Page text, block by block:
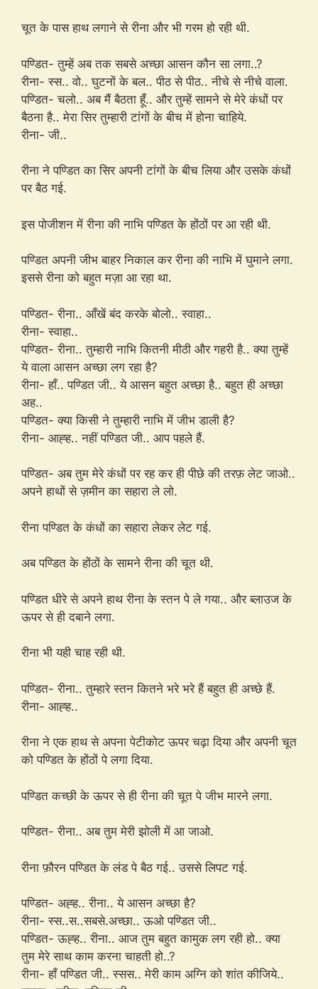
चूत के पास हाथ लगाने से रीना और भी गरम हो रही थी.
पण्डित- तुम्हें अब तक सबसे अच्छा आसन कौन सा लगा..?
रीना- स्स.. वो.. घुटनों के बल.. पीठ से पीठ.. नीचे से नीचे वाला.
पण्डित- चलो.. अब मैं बैठता हूँ.. और तुम्हें सामने से मेरे कंधों पर
बैठना है.. मेरा सिर तुम्हारी टांगों के बीच में होना चाहिये.
रीना- जी..
रीना ने पण्डित का सिर अपनी टांगों के बीच लिया और उसके कंधों
पर बैठ गई.
इस पोजीशन में रीना की नाभि पण्डित के होंठों पर आ रही थी.
पण्डित अपनी जीभ बाहर निकाल कर रीना की नाभि में घुमाने लगा.
इससे रीना को बहुत मज़ा आ रहा था.
पण्डित- रीना.. आँखें बंद करके बोलो.. स्वाहा..
रीना- स्वाहा..
पण्डित- रीना.. तुम्हारी नाभि कितनी मीठी और गहरी है.. क्या तुम्हें
ये वाला आसन अच्छा लग रहा है?
रीना- हाँ.. पण्डित जी.. ये आसन बहुत अच्छा है.. बहुत ही अच्छा
अह..
पण्डित- क्या किसी ने तुम्हारी नाभि में जीभ डाली है?
रीना- आह्ह.. नहीं पण्डित जी.. आप पहले हैं.
पण्डित- अब तुम मेरे कंधों पर रह कर ही पीछे की तरफ़ लेट जाओ..
अपने हाथों से ज़मीन का सहारा ले लो.
रीना पण्डित के कंधों का सहारा लेकर लेट गई.
अब पण्डित के होंठों के सामने रीना की चूत थी.
पण्डित धीरे से अपने हाथ रीना के स्तन पे ले गया.. और ब्लाउज के
ऊपर से ही दबाने लगा.
रीना भी यही चाह रही थी.
पण्डित- रीना.. तुम्हारे स्तन कितने भरे भरे हैं बहुत ही अच्छे हैं.
रीना- आह्ह..
रीना ने एक हाथ से अपना पेटीकोट ऊपर चढ़ा दिया और अपनी चूत
को पण्डित के होंठों पे लगा दिया.
पण्डित कच्छी के ऊपर से ही रीना की चूत पे जीभ मारने लगा.
पण्डित- रीना.. अब तुम मेरी झोली में आ जाओ.
रीना फ़ौरन पण्डित के लंड पे बैठ गई.. उससे लिपट गई.
पण्डित- अह्ह.. रीना.. ये आसन अच्छा है?
रीना- स्स..स..सबसे.अच्छा.. ऊओ पण्डित जी..
पण्डित- ऊह्ह.. रीना.. आज तुम बहुत कामुक लग रही हो.. क्या
तुम मेरे साथ काम करना चाहती हो..?
रीना- हाँ पण्डित जी.. स्सस.. मेरी काम अग्नि को शांत कीजिये..